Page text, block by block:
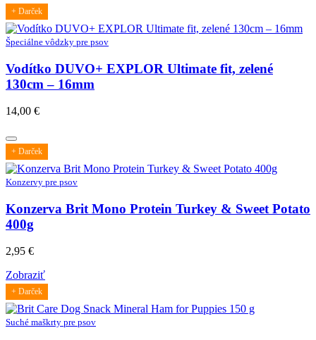
+ Darček
Špeciálne vôdzky pre psov
Vodítko DUVO+ EXPLOR Ultimate fit, zelené
130cm – 16mm
14,00 €
+ Darček
Konzervy pre psov
Konzerva Brit Mono Protein Turkey & Sweet Potato
400g
2,95 €
Zobraziť
+ Darček
Suché maškrty pre psov